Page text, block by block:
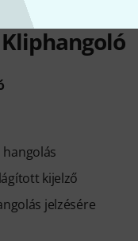
Kliphangoló
kijelző
jelzésére